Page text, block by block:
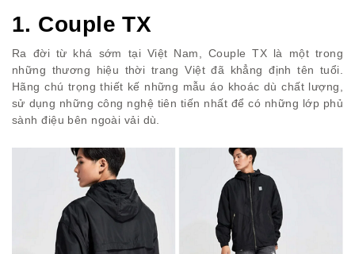
1. Couple TX
Ra đời từ khá sớm tại Việt Nam, Couple TX là một trong
những thương hiệu thời trang Việt đã khẳng định tên tuổi.
Hãng chú trọng thiết kế những mẫu áo khoác dù chất lượng,
sử dụng những công nghệ tiên tiến nhất để có những lớp phủ
sành điệu bên ngoài vải dù.